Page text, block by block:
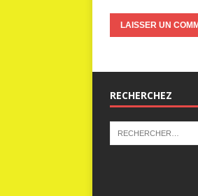
RECHERCHEZ